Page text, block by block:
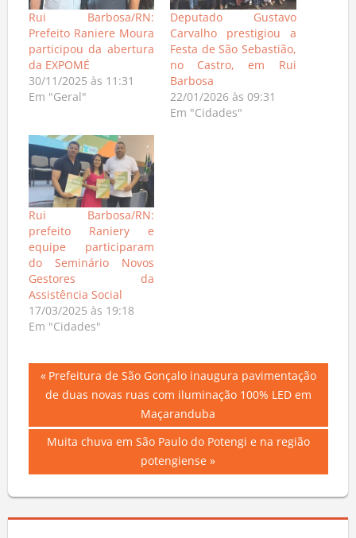
Rui Barbosa/RN:
Prefeito Raniere Moura
participou da abertura
da EXPOMÉ
30/11/2025 às 11:31
Em "Geral"
Deputado Gustavo
Carvalho prestigiou a
Festa de São Sebastião,
no Castro, em Rui
Barbosa
22/01/2026 às 09:31
Em "Cidades"
Rui Barbosa/RN:
prefeito Raniery e
equipe participaram
do Seminário Novos
Gestores da
Assistência Social
17/03/2025 às 19:18
Em "Cidades"
Navegação
Post
Previous
Post:
Prefeitura de São Gonçalo inaugura pavimentação
de duas novas ruas com iluminação 100% LED em
Maçaranduba
Next
Muita chuva em São Paulo do Potengi e na região
potengiense